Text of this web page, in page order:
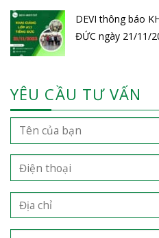
DEVI thông báo
ĐỨC ngày 21/11/
YÊU CẦU TƯ VẤN